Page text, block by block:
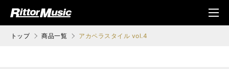
ジック (Rittor Musi
メニ
ュ
トップ 商品一覧 アカペラスタイル vol.4